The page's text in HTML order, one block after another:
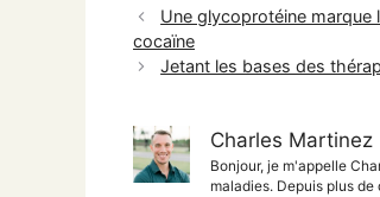
Une glycoprotéine marque
cocaïne
Jetant les bases des
Charles Martinez
Bonjour, je m'appelle
maladies. Depuis plus